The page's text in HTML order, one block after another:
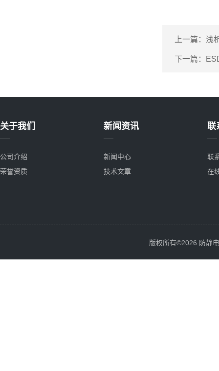
上一篇： 浅
下一篇：
关于我们
公司介绍
荣誉资质
新闻资讯
新闻中心
技术文章
联
联
在
版权所有©2026 防静